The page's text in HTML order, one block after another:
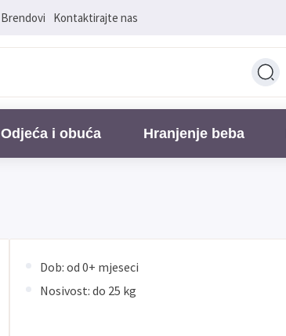
Brendovi Kontaktirajte nas
Odjeća i obuća Hranjenje beba
Dob: od 0+ mjeseci
Nosivost: do 25 kg